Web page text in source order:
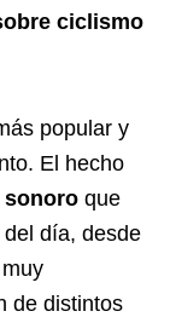
ciclismo
popular y
El hecho
sonoro que
día, desde
de distintos